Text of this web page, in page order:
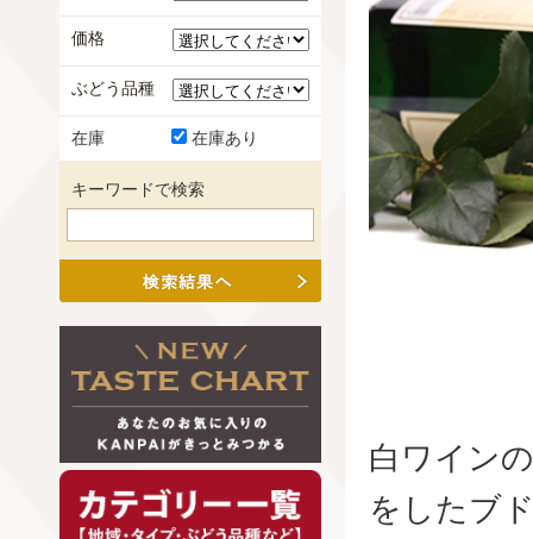
白ワイン
をしたブ
価格
ぶどう品種
在庫 在庫あり
キーワードで検索